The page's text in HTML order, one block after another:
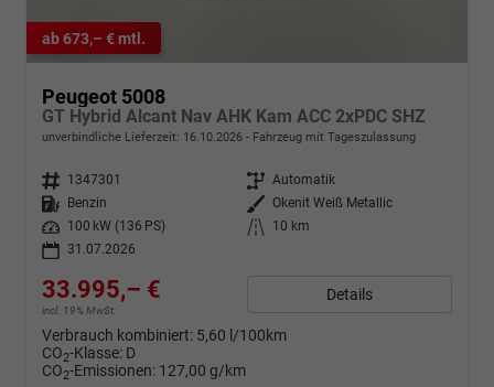
ab 673,– € mtl.
Peugeot 5008
GT Hybrid Alcant Nav AHK Kam ACC 2xPDC SHZ
unverbindliche Lieferzeit: 16.10.2026 Fahrzeug mit Tageszulassung
Fahrzeugnr. 1347301 Getriebe Automatik
Kraftstoff
Benzin Außenfarbe Okenit Weiß Metallic
Leistung
100 kW (136 PS) Kilometerstand
10 km
31.07.2026
33.995,– €
incl. 19% MwSt.
Details
Verbrauch kombiniert: 5,60 l/100km
CO2-Klasse: D
CO2-Emissionen: 127,00 g/km